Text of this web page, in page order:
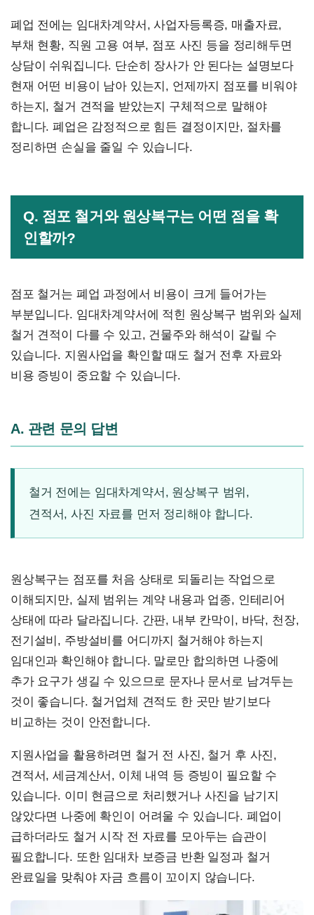
폐업 전에는 임대차계약서, 사업자등록증, 매출자료,
부채 현황, 직원 고용 여부, 점포 사진 등을 정리해두면
상담이 쉬워집니다. 단순히 장사가 안 된다는 설명보다
현재 어떤 비용이 남아 있는지, 언제까지 점포를 비워야
하는지, 철거 견적을 받았는지 구체적으로 말해야
합니다. 폐업은 감정적으로 힘든 결정이지만, 절차를
정리하면 손실을 줄일 수 있습니다.
Q. 점포 철거와 원상복구는 어떤 점을 확
인할까?
점포 철거는 폐업 과정에서 비용이 크게 들어가는
부분입니다. 임대차계약서에 적힌 원상복구 범위와 실제
철거 견적이 다를 수 있고, 건물주와 해석이 갈릴 수
있습니다. 지원사업을 확인할 때도 철거 전후 자료와
비용 증빙이 중요할 수 있습니다.
A. 관련 문의 답변
철거 전에는 임대차계약서, 원상복구 범위,
견적서, 사진 자료를 먼저 정리해야 합니다.
원상복구는 점포를 처음 상태로 되돌리는 작업으로
이해되지만, 실제 범위는 계약 내용과 업종, 인테리어
상태에 따라 달라집니다. 간판, 내부 칸막이, 바닥, 천장,
전기설비, 주방설비를 어디까지 철거해야 하는지
임대인과 확인해야 합니다. 말로만 합의하면 나중에
추가 요구가 생길 수 있으므로 문자나 문서로 남겨두는
것이 좋습니다. 철거업체 견적도 한 곳만 받기보다
비교하는 것이 안전합니다.
지원사업을 활용하려면 철거 전 사진, 철거 후 사진,
견적서, 세금계산서, 이체 내역 등 증빙이 필요할 수
있습니다. 이미 현금으로 처리했거나 사진을 남기지
않았다면 나중에 확인이 어려울 수 있습니다. 폐업이
급하더라도 철거 시작 전 자료를 모아두는 습관이
필요합니다. 또한 임대차 보증금 반환 일정과 철거
완료일을 맞춰야 자금 흐름이 꼬이지 않습니다.